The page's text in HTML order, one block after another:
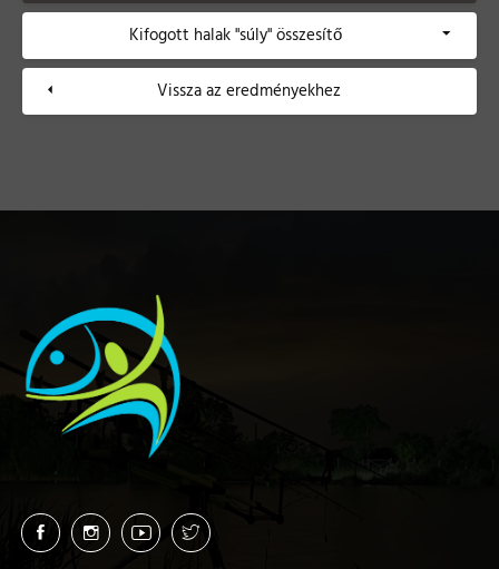
Kifogott halak "súly" összesítő
Vissza az eredményekhez